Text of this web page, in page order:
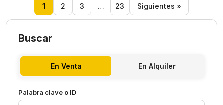
1 2 3 … 23 Siguientes »
Buscar
En Venta En Alquiler
Palabra clave o ID